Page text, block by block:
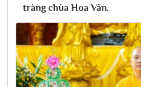
tràng chùa Hoa Vân.